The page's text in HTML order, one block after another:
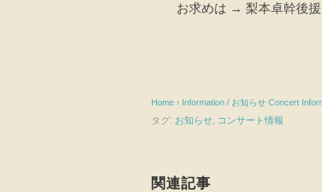
お求めは → 梨本卓幹後援
Home › Information / お知らせ Concert
タグ: お知らせ コンサート情報
関連記事